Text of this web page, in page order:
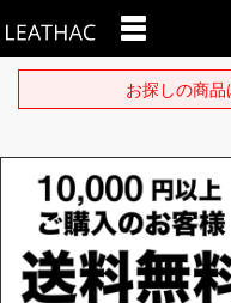
お探しの商